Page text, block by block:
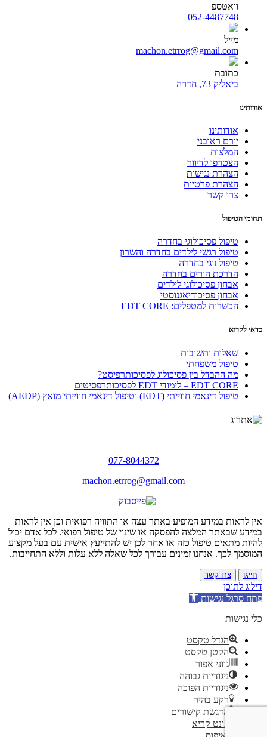
וואטספ
052-4487748
מייל
machon.etrrog@gmail.com
כתובת
ביאליק 73, חדרה
אודותינו
אודותינו
יורם ראובני
המלצות
הצטרפו לדיוור
הצהרת נגישות
הצהרת פרטיות
צרו קשר
תחומי הטיפול
טיפול פסיכולוגי בחדרה
טיפול רגשי לילדים בחדרה והשרון
טיפול זוגי בחדרה
הדרכת הורים בחדרה
אבחון פסיכולוגי לילדים
אבחון פסיכודיאגנוסטי
הכשרות למטפלים: EDT CORE
כדאי לקרוא
שאלות ותשובות
טיפול משפחתי
מה ההבדל בין פסיכולוג לפסיכותרפיסט?
EDT CORE – לימודי EDT לפסיכותרפסיטים
טיפול דינאמי חווייתי (EDT) וטיפול דינאמי חווייתי מואץ (AEDP)
077-8044372
machon.etrrog@gmail.com
אין לראות במידע המופיע באתר עצה או התוויה רפואית וכן אין לראות
במידע שבאתר המלצה להפסקה או שינוי של טיפול רפואי. לכל אדם יכול
להיות מתאים טיפול כזה או אחר לכן יש להתייעץ אישית עם בעל מקצוע
המוסמך לכך. אנחנו זמינים עבורך לכל שאלה ללא עלות וללא התחייבות.
חייגו צרו קשר
דילוג לתוכן
פתח סרגל נגישות
כלי נגישות
הגדל טקסט
הקטן טקסט
גווני אפור
ניגודיות גבוהה
ניגודיות הפוכה
רקע בהיר
הדגשת קישורים
פונט קריא